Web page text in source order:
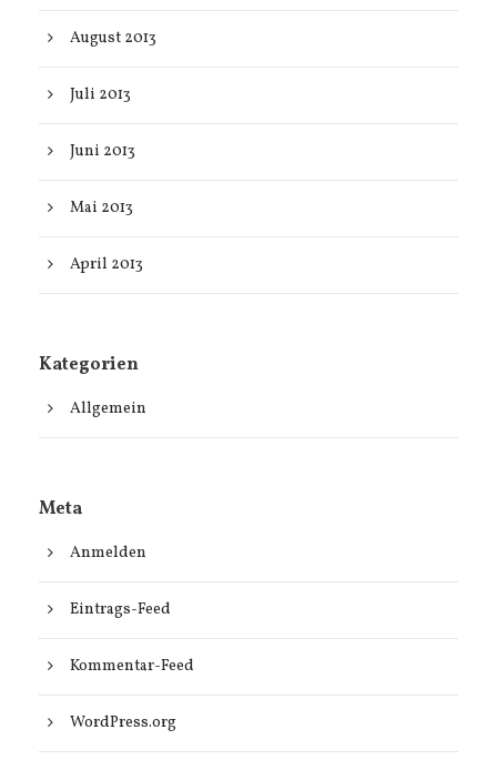
August 2013
Juli 2013
Juni 2013
Mai 2013
April 2013
Kategorien
Allgemein
Meta
Anmelden
Eintrags-Feed
Kommentar-Feed
WordPress.org